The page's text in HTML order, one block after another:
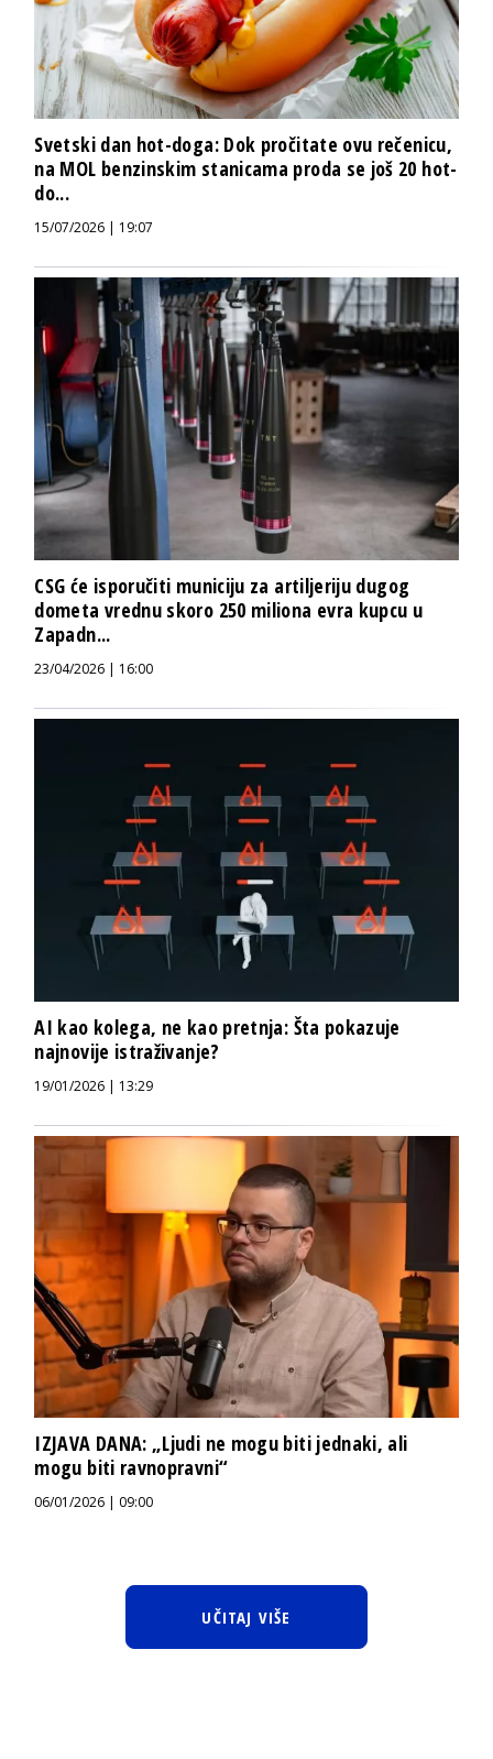
Svetski dan hot-doga: Dok pročitate ovu rečenicu,
na MOL benzinskim stanicama proda se još 20 hot-
do...
15/07/2026 | 19:07
CSG će isporučiti municiju za artiljeriju dugog
dometa vrednu skoro 250 miliona evra kupcu u
Zapadn...
23/04/2026 | 16:00
AI kao kolega, ne kao pretnja: Šta pokazuje
najnovije istraživanje?
19/01/2026 | 13:29
IZJAVA DANA: „Ljudi ne mogu biti jednaki, ali
mogu biti ravnopravni“
06/01/2026 | 09:00
UČITAJ VIŠE